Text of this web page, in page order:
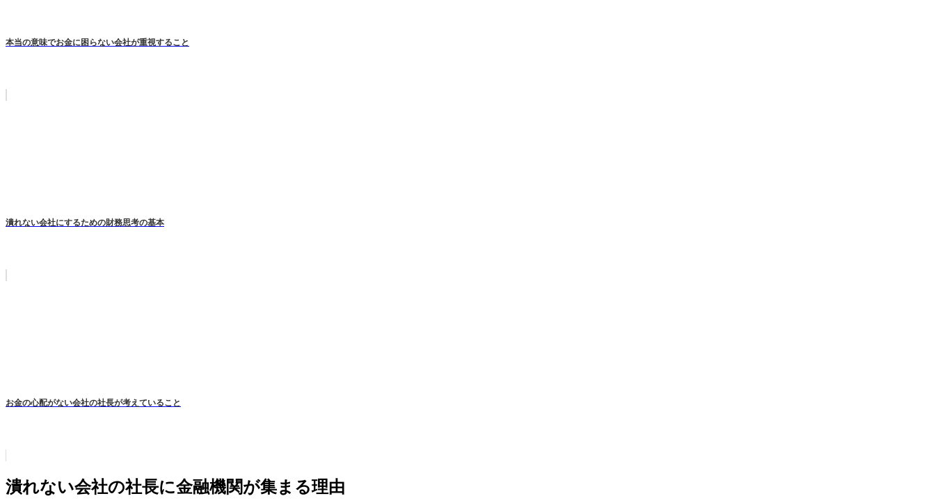
本当の意味でお金に困らない会社が重視すること
潰れない会社にするための財務思考の基本
お金の心配がない会社の社長が考えていること
潰れない会社の社長に金融機関が集まる理由